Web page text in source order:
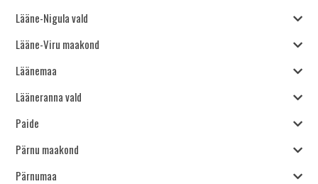
Lääne-Nigula vald
Lääne-Viru maakond
Läänemaa
Lääneranna vald
Paide
Pärnu maakond
Pärnumaa